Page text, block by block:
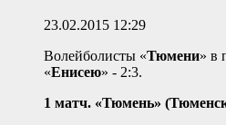
23.02.2015 12:29
Волейболисты «Тюмени» в
«Енисею» - 2:3.
1 матч. «Тюмень»